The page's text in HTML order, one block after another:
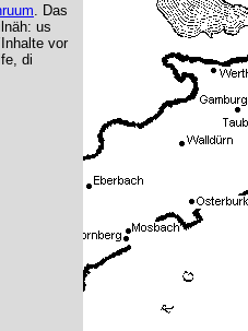
. Das
us
vor
di